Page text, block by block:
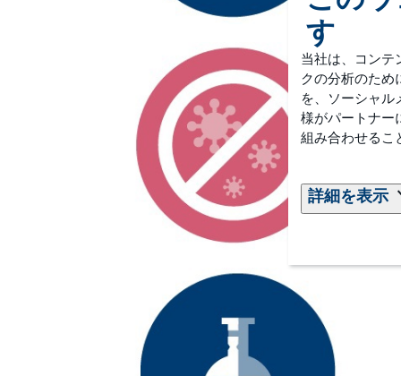
す
当社は、コンテ
クの分析のた
を、ソーシャ
様がパートナー
組み合わせるこ
詳細を表示